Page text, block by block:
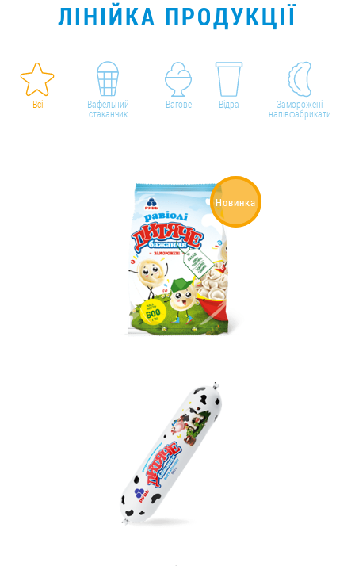
ЛІНІЙКА ПРОДУКЦІЇ
Всі Вафельний
стаканчик
Вагове Відра Заморожені
напівфабрикати
Новинка